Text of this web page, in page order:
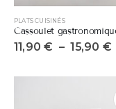
PLATS CUISINÉS
11,90€ – 15,90 €